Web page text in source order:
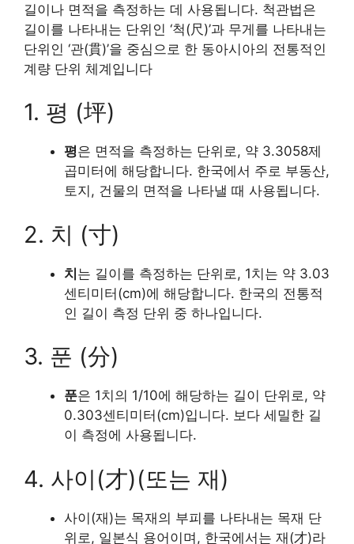
길이나 면적을 측정하는 데 사용됩니다. 척관법은
길이를 나타내는 단위인 ‘척(尺)’과 무게를 나타내는
단위인 ‘관(貫)’을 중심으로 한 동아시아의 전통적인
계량 단위 체계입니다
1. 평 (坪)
평은 면적을 측정하는 단위로, 약 3.3058제
곱미터에 해당합니다. 한국에서 주로 부동산,
토지, 건물의 면적을 나타낼 때 사용됩니다.
2. 치 (寸)
치는 길이를 측정하는 단위로, 1치는 약 3.03
센티미터(cm)에 해당합니다. 한국의 전통적
인 길이 측정 단위 중 하나입니다.
3. 푼 (分)
푼은 1치의 1/10에 해당하는 길이 단위로, 약
0.303센티미터(cm)입니다. 보다 세밀한 길
이 측정에 사용됩니다.
4. 사이(才)(또는 재)
사이(재)는 목재의 부피를 나타내는 목재 단
위로, 일본식 용어이며, 한국에서는 재(才)라